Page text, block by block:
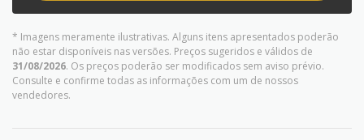
* Imagens meramente ilustrativas. Alguns itens apresentados poderão
não estar disponíveis nas versões. Preços sugeridos e válidos de
31/08/2026. Os preços poderão ser modificados sem aviso prévio.
Consulte e confirme todas as informações com um de nossos
vendedores.